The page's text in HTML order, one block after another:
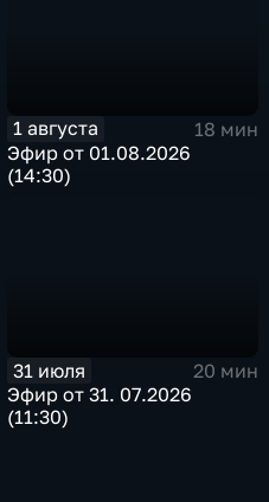
1 августа
18 мин
Эфир от 01.08.2026
(14:30)
31 июля
20 мин
Эфир от 31. 07.2026
(11:30)